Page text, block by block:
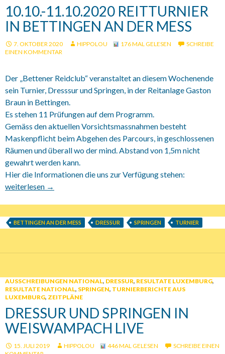
10.10.-11.10.2020 REITTURNIER
IN BETTINGEN AN DER MESS
7. OKTOBER 2020 HIPPOLOU 176 MAL GELESEN
SCHREIBE
EINEN KOMMENTAR
Der „Bettener Reidclub“ veranstaltet an diesem Wochenende
sein Turnier, Dresssur und Springen, in der Reitanlage Gaston
Braun in Bettingen.
Es stehen 11 Prüfungen auf dem Programm.
Gemäss den aktuellen Vorsichtsmassnahmen besteht
Maskenpflicht beim Abgehen des Parcours, in geschlossenen
Räumen und überall wo der mind. Abstand von 1,5m nicht
gewahrt werden kann.
Hier die Informationen die uns zur Verfügung stehen:
10.10.-11.10.2020 Reitturnier in Bettingen an der Mess
weiterlesen →
BETTINGEN AN DER MESS DRESSUR SPRINGEN TURNIER
AUSSCHREIBUNGEN NATIONAL, DRESSUR, RESULTATE LUXEMBURG,
RESULTATE NATIONAL, SPRINGEN, TURNIERBERICHTE AUS
LUXEMBURG, ZEITPLÄNE
DRESSUR UND SPRINGEN IN
WEISWAMPACH LIVE
15. JULI 2019 HIPPOLOU 446 MAL GELESEN
SCHREIBE EINEN